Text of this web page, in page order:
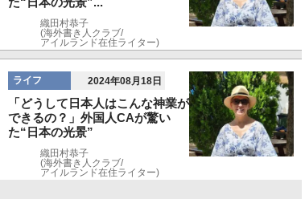
織田村恭子
(海外書き人クラブ/
アイルランド在住ライター)
ライフ 2024年08月18日
「どうして日本人はこんな神業が
できるの？」外国人CAが驚い
た“日本の光景”
織田村恭子
(海外書き人クラブ/
アイルランド在住ライター)